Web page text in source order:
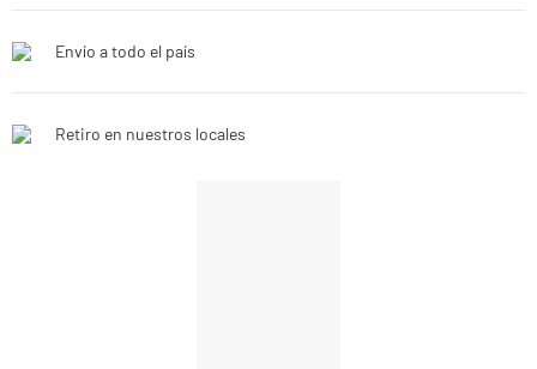
Envío a todo el país
Retiro en nuestros locales